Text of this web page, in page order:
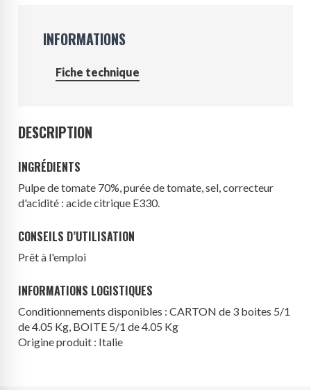
INFORMATIONS
Fiche technique
DESCRIPTION
INGRÉDIENTS
Pulpe de tomate 70%, purée de tomate, sel, correcteur
d'acidité : acide citrique E330.
CONSEILS D’UTILISATION
Prêt à l'emploi
INFORMATIONS LOGISTIQUES
Conditionnements disponibles : CARTON de 3 boites 5/1
de 4.05 Kg, BOITE 5/1 de 4.05 Kg
Origine produit : Italie